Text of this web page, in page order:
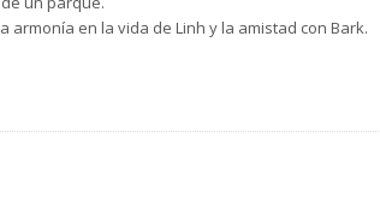
en la vida de Linh y la amistad con Bark.